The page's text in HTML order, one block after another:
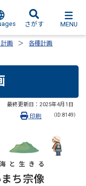
さがす MENU
画
各種計画
最終更新日： 2025年4月1日
（ID:8149）
印刷